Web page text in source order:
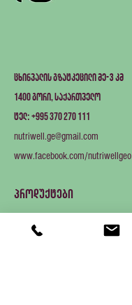
ცხინვალის გზატკეცილი მე-3 კმ
1400გორი, საქართველო
ტელ: +995 370 270 111
nutriwell.ge@gmail.com
www.facebook.com/nutriwellgeo
პროდუქტები
ფერმის ცხოველები